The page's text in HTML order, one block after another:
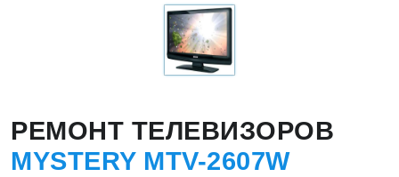
РЕМОНТ ТЕЛЕВИЗОРОВ
MYSTERY MTV-2607W